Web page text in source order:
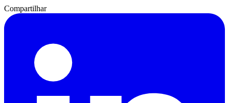
Compartilhar